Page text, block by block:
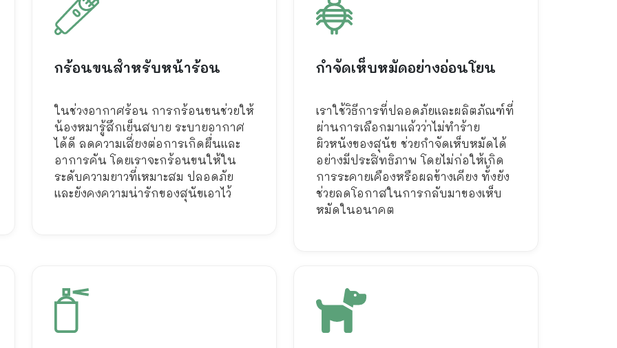
กร้อนขนสำหรับหน้าร้อน
ในช่วงอากาศร้อน การกร้อนขนช่วยให้
น้องหมารู้สึกเย็นสบาย ระบายอากาศ
ได้ดี ลดความเสี่ยงต่อการเกิดผื่นและ
อาการคัน โดยเราจะกร้อนขนให้ใน
ระดับความยาวที่เหมาะสม ปลอดภัย
และยังคงความน่ารักของสุนัขเอาไว้
กำจัดเห็บหมัดอย่างอ่อนโยน
เราใช้วิธีการที่ปลอดภัยและผลิตภัณฑ์ที่
ผ่านการเลือกมาแล้วว่าไม่ทำร้าย
ผิวหนังของสุนัข ช่วยกำจัดเห็บหมัดได้
อย่างมีประสิทธิภาพ โดยไม่ก่อให้เกิด
การระคายเคืองหรือผลข้างเคียง ทั้งยัง
ช่วยลดโอกาสในการกลับมาของเห็บ
หมัดในอนาคต